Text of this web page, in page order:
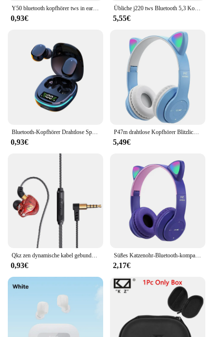
0,93€
Übliche j220 tws Bluetooth 5,3 Kopfhörer drahtlose Kopfhörer Stereo-Headset Sport Ohrhörer mit Ladebox für Smartphone
5,55€
0,93€
P47m drahtlose Kopfhörer Blitzlicht niedlichen Katzen ohren Fone mit Mikrofons teuerung LED Stereo Musik Helm Telefon Bluetooth Headset Geschenk
5,49€
Qkz zen dynamische kabel gebundene Kopfhörer Hifi-Ohrhörer mit schwerem Bass im Ohr monitor Sport geräusch unterdrückung Headset-Gaming-Kopfhörer mit Mikrofon
0,93€
Süßes Katzenohr-Bluetooth-kompatibles Headset mit LED-Funk-Headset Kinder Mädchen Stereo-Falt-Sport-Headset mit Mikrofon
2,17€